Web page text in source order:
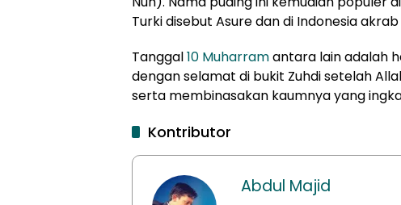
Turki disebut Asure dan di Indonesia
Tanggal10 Muharramantara lain adalah
dengan selamat di bukit Zuhdi setelah
serta membinasakan kaumnya yang
Kontributor
Abdul Majid